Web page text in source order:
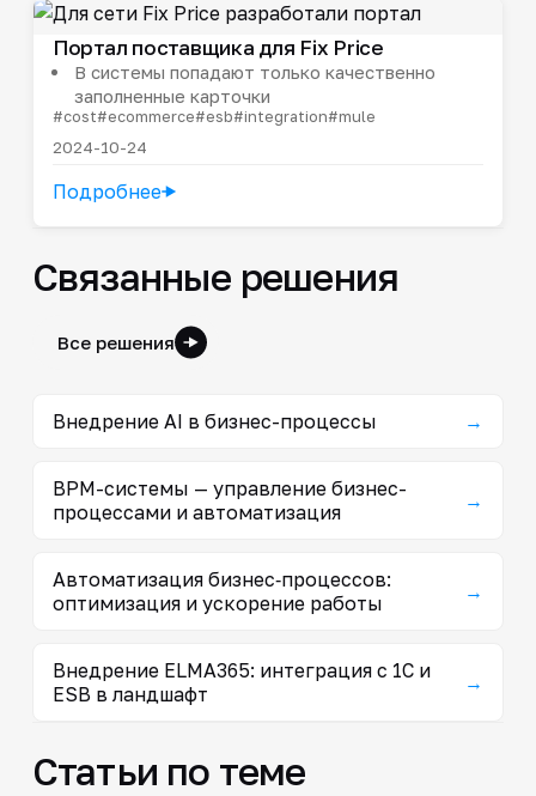
Портал поставщика для Fix Price
В системы попадают только качественно
заполненные карточки
#cost#ecommerce#esb#integration#mule
2024-10-24
Подробнее
Связанные решения
Все решения
Внедрение AI в бизнес-процессы →
BPM-системы — управление бизнес-
процессами и автоматизация
→
Автоматизация бизнес‑процессов:
оптимизация и ускорение работы
→
Внедрение ELMA365: интеграция с 1С и
ESB в ландшафт
→
Статьи по теме